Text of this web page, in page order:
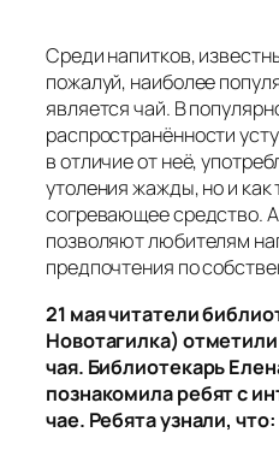
Среди напитков,
пожалуй, наиболее
является чай. В
распространённости
в отличие от неё,
утоления жажды, но и
согревающее средство.
позволяют любителям
предпочтения по
21 мая читатели
Новотагилка)
чая. Библиотекарь
познакомила ребят с
чае. Ребята узнали, что: